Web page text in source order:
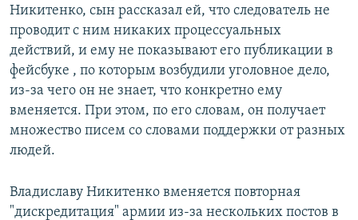
Никитенко, сын рассказал ей, что следователь не
проводит с ним никаких процессуальных
действий, и ему не показывают его публикации в
фейсбуке , по которым возбудили уголовное дело,
из-за чего он не знает, что конкретно ему
вменяется. При этом, по его словам, он получает
множество писем со словами поддержки от разных
людей.
Владиславу Никитенко вменяется повторная
"дискредитация" армии из-за нескольких постов в